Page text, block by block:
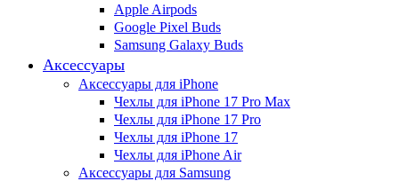
Apple Airpods
Google Pixel Buds
Samsung Galaxy Buds
Аксессуары
Аксессуары для iPhone
Чехлы для iPhone 17 Pro Max
Чехлы для iPhone 17 Pro
Чехлы для iPhone 17
Чехлы для iPhone Air
Аксессуары для Samsung